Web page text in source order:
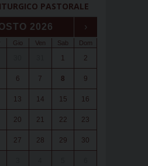
PASTORALE
2026 ›
Gio Ven Sab Dom
1 2
6 7 8 9
13 14 15 16
20 21 22 23
27 28 29 30